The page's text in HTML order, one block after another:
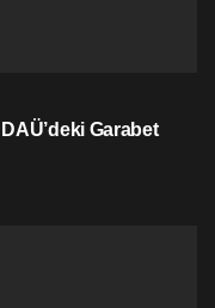
Garabet